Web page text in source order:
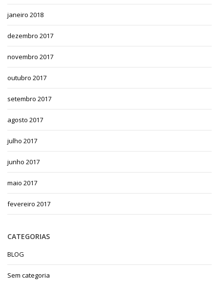
janeiro 2018
dezembro 2017
novembro 2017
outubro 2017
setembro 2017
agosto 2017
julho 2017
junho 2017
maio 2017
fevereiro 2017
CATEGORIAS
BLOG
Sem categoria